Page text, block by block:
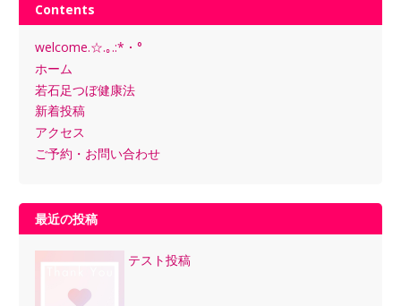
Contents
welcome.☆.｡.:*・°
ホーム
若石足つぼ健康法
新着投稿
アクセス
ご予約・お問い合わせ
最近の投稿
テスト投稿